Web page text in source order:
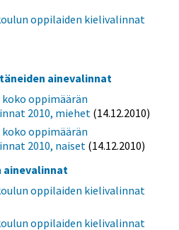
oppilaiden kielivalinnat
ainevalinnat
oppimäärän
2010, miehet (14.12.2010)
oppimäärän
2010, naiset (14.12.2010)
ainevalinnat
oppilaiden kielivalinnat
oppilaiden kielivalinnat